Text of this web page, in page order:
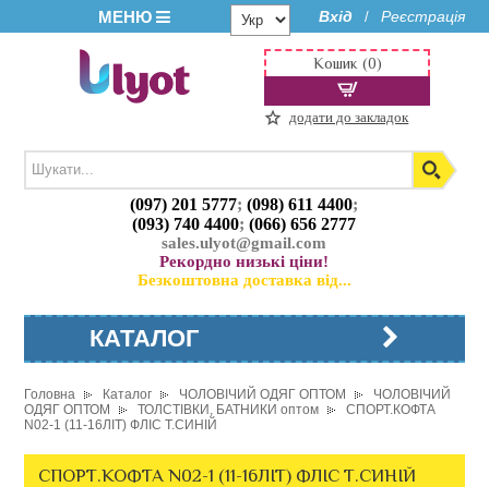
МЕНЮ Вхід / Реєстрація
(097) 201 5777;(098) 611 4400;
(093) 740 4400;(066) 656 2777
sales.ulyot@gmail.com
Рекордно низькі ціни!
Безкоштовна доставка від...
Кошик (0)
додати до закладок
КАТАЛОГ
Головна Каталог ЧОЛОВІЧИЙ ОДЯГ ОПТОМ
ЧОЛОВІЧИЙ
ОДЯГ ОПТОМ
ТОЛСТІВКИ, БАТНИКИ оптом
СПОРТ.КОФТА
N02-1 (11-16ЛІТ) ФЛІС Т.СИНІЙ
СПОРТ.КОФТА N02-1 (11-16ЛІТ) ФЛІС Т.СИНІЙ